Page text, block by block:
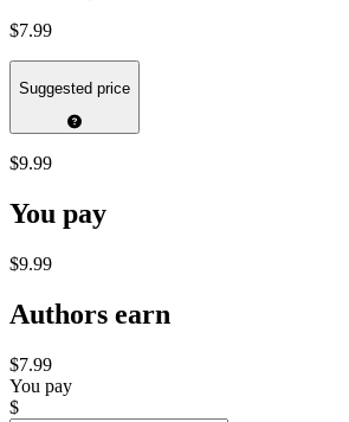
$7.99
Suggested price
$9.99
You pay
$9.99
Authors earn
$7.99
You pay
$